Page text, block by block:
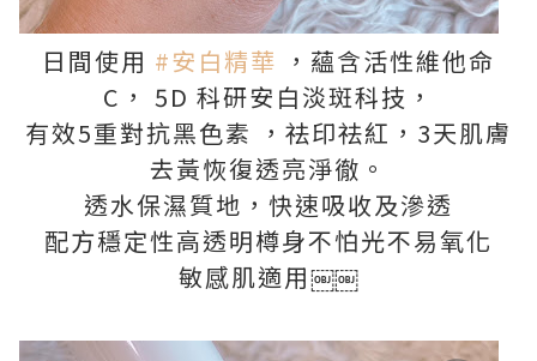
日間使用 #安白精華 ，蘊含活性維他命
C， 5D 科研安白淡斑科技，
有效5重對抗黑色素 ，祛印祛紅，3天肌膚
去黃恢復透亮淨徹。
透水保濕質地，快速吸收及滲透
配方穩定性高透明樽身不怕光不易氧化
敏感肌適用￼￼